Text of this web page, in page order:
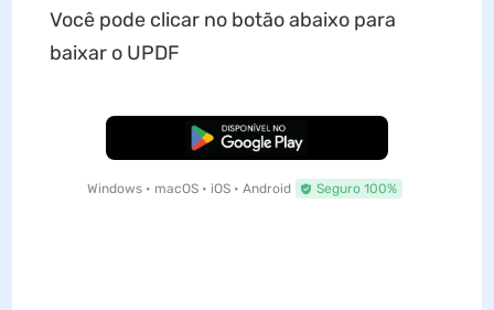
Você pode clicar no botão abaixo para
baixar o UPDF
Baixar Grátis
Windows • macOS • iOS • Android Seguro 100%